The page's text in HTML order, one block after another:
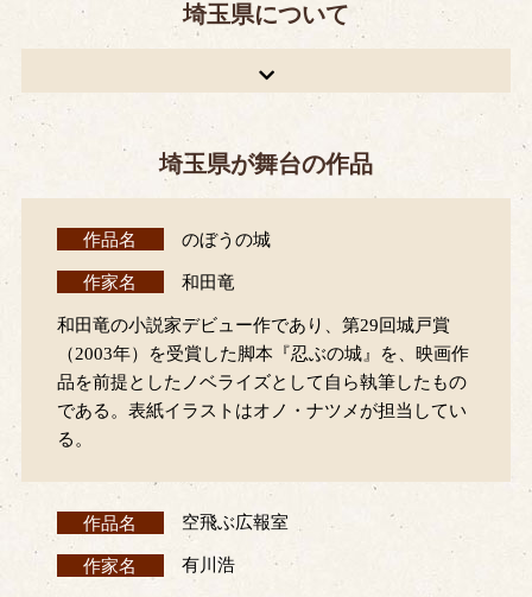
埼玉県について
埼玉県が舞台の作品
作品名 のぼうの城
作家名 和田竜
和田竜の小説家デビュー作であり、第29回城戸賞
（2003年）を受賞した脚本『忍ぶの城』を、映画作
品を前提としたノベライズとして自ら執筆したもの
である。表紙イラストはオノ・ナツメが担当してい
る。
作品名 空飛ぶ広報室
作家名 有川浩